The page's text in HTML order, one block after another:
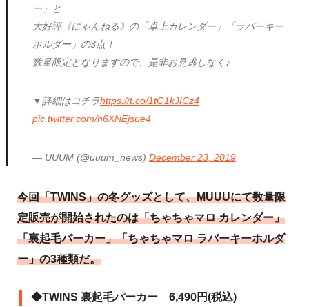
ー」と
大好評《にゃんねる》の「卓上カレンダー」「ラバーキー
ホルダー」の3点！
数量限定となりますので、是非お見逃しなく♪
▼詳細はコチラhttps://t.co/1tG1kJICz4
pic.twitter.com/h6XNEjsue4
— UUUM (@uuum_news)December 23, 2019
今回「TWINS」の冬グッズとして、MUUUにて数量限
定販売が開始されたのは「ちゃちゃマロ カレンダー」
「裏起毛パーカー」「ちゃちゃマロ ラバーキーホルダ
ー」の3種類だ。
◆TWINS 裏起毛パーカー 6,490円(税込)